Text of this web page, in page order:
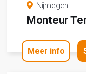
Nijmegen
Monteur
Meer info